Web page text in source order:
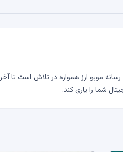
موبو ارز همواره در تلاش است تا
شما را یاری کند.